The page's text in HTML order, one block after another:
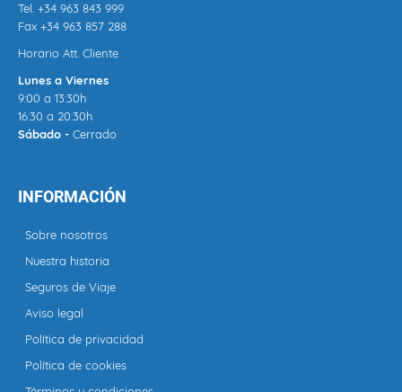
Tel. +34 963 843 999
Fax +34 963 857 288
Horario Att. Cliente
Lunes a Viernes
9:00 a 13:30h
16:30 a 20:30h
Sábado - Cerrado
INFORMACIÓN
Sobre nosotros
Nuestra historia
Seguros de Viaje
Aviso legal
Política de privacidad
Política de cookies